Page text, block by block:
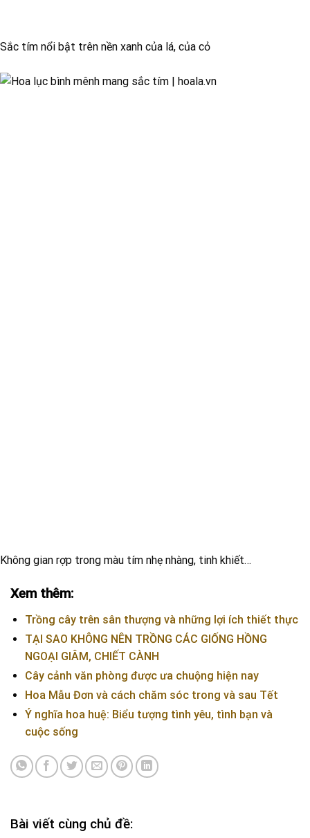
Sắc tím nổi bật trên nền xanh của lá, của cỏ
Không gian rợp trong màu tím nhẹ nhàng, tinh khiết…
Xem thêm:
Trồng cây trên sân thượng và những lợi ích thiết thực
TẠI SAO KHÔNG NÊN TRỒNG CÁC GIỐNG HỒNG
NGOẠI GIÂM, CHIẾT CÀNH
Cây cảnh văn phòng được ưa chuộng hiện nay
Hoa Mẫu Đơn và cách chăm sóc trong và sau Tết
Ý nghĩa hoa huệ: Biểu tượng tình yêu, tình bạn và
cuộc sống
Bài viết cùng chủ đề: